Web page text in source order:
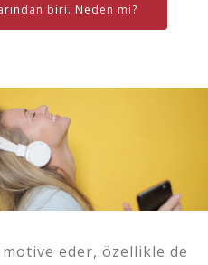
biri. Neden mi?
motive eder, özellikle de